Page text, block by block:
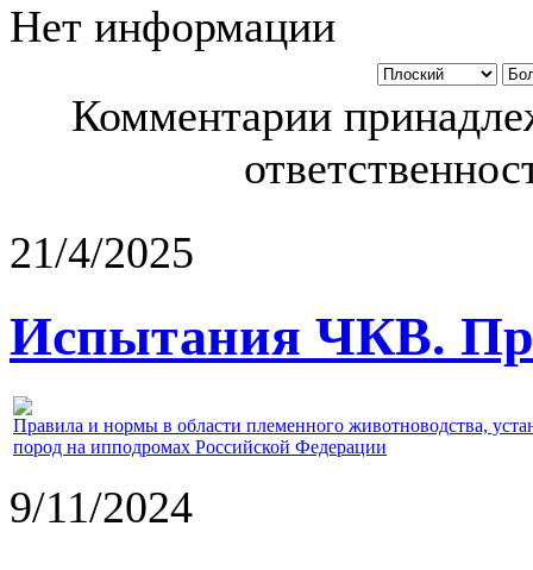
Нет информации
Комментарии
21/4/2025
Испытания ЧКВ.
Правила и нормы в области племенного животноводства,
пород на ипподромах Российской Федерации
9/11/2024